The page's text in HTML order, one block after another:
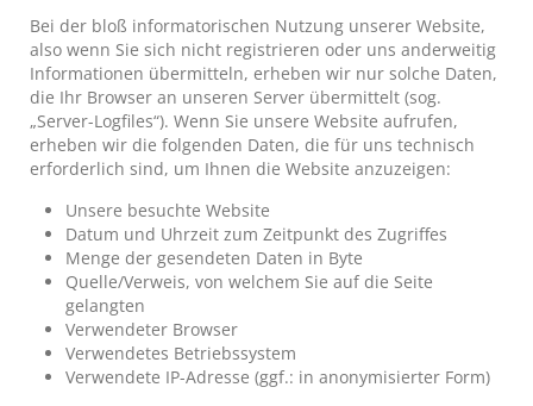
Bei der bloß informatorischen Nutzung unserer Website,
also wenn Sie sich nicht registrieren oder uns anderweitig
Informationen übermitteln, erheben wir nur solche Daten,
die Ihr Browser an unseren Server übermittelt (sog.
„Server-Logfiles“). Wenn Sie unsere Website aufrufen,
erheben wir die folgenden Daten, die für uns technisch
erforderlich sind, um Ihnen die Website anzuzeigen:
Unsere besuchte Website
Datum und Uhrzeit zum Zeitpunkt des Zugriffes
Menge der gesendeten Daten in Byte
Quelle/Verweis, von welchem Sie auf die Seite
gelangten
Verwendeter Browser
Verwendetes Betriebssystem
Verwendete IP-Adresse (ggf.: in anonymisierter Form)